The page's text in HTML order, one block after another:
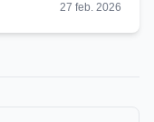
27 feb. 2026